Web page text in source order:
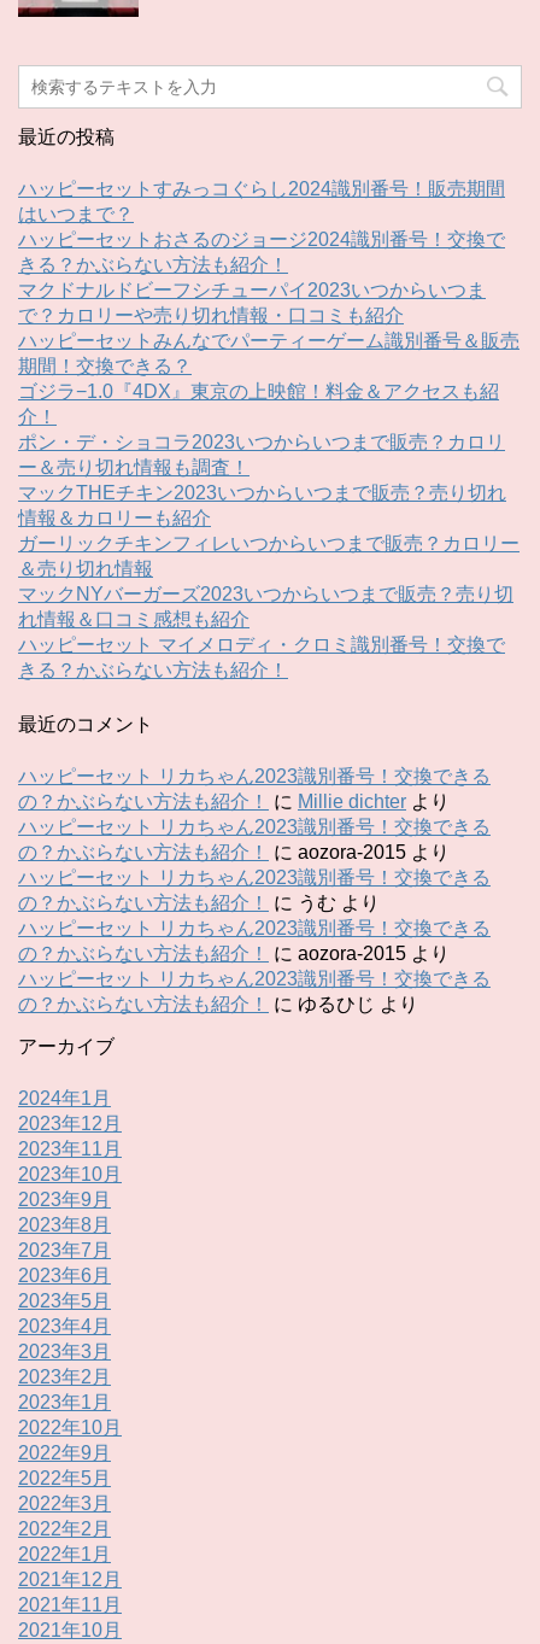
最近の投稿
ハッピーセットすみっコぐらし2024識別番号！販売期間
はいつまで？
ハッピーセットおさるのジョージ2024識別番号！交換で
きる？かぶらない方法も紹介！
マクドナルドビーフシチューパイ2023いつからいつま
で？カロリーや売り切れ情報・口コミも紹介
ハッピーセットみんなでパーティーゲーム識別番号＆販売
期間！交換できる？
ゴジラ−1.0『4DX』東京の上映館！料金＆アクセスも紹
介！
ポン・デ・ショコラ2023いつからいつまで販売？カロリ
ー＆売り切れ情報も調査！
マックTHEチキン2023いつからいつまで販売？売り切れ
情報＆カロリーも紹介
ガーリックチキンフィレいつからいつまで販売？カロリー
＆売り切れ情報
マックNYバーガーズ2023いつからいつまで販売？売り切
れ情報＆口コミ感想も紹介
ハッピーセット マイメロディ・クロミ識別番号！交換で
きる？かぶらない方法も紹介！
最近のコメント
ハッピーセット リカちゃん2023識別番号！交換できる
の？かぶらない方法も紹介！
に Millie dichter より
ハッピーセット リカちゃん2023識別番号！交換できる
の？かぶらない方法も紹介！
に aozora-2015 より
ハッピーセット リカちゃん2023識別番号！交換できる
の？かぶらない方法も紹介！
に うむ より
ハッピーセット リカちゃん2023識別番号！交換できる
の？かぶらない方法も紹介！
に aozora-2015 より
ハッピーセット リカちゃん2023識別番号！交換できる
の？かぶらない方法も紹介！
に ゆるひじ より
アーカイブ
2024年1月
2023年12月
2023年11月
2023年10月
2023年9月
2023年8月
2023年7月
2023年6月
2023年5月
2023年4月
2023年3月
2023年2月
2023年1月
2022年10月
2022年9月
2022年5月
2022年3月
2022年2月
2022年1月
2021年12月
2021年11月
2021年10月